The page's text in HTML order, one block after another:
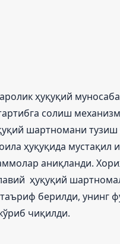
ҳуқуқий
солиш
шартномани тузиш
ҳуқуқида мустақил
аниқланди.
ҳуқуқий
берилди, унинг
чиқилди.